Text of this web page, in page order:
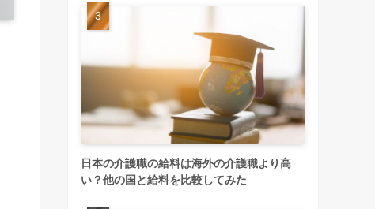
日本の介護職の給料は海外の介護職より高
い？他の国と給料を比較してみた